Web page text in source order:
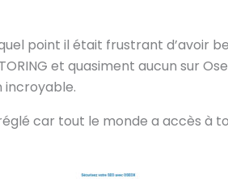
point il était frustrant d’avoir
et quasiment aucun sur
incroyable.
car tout le monde a accès à